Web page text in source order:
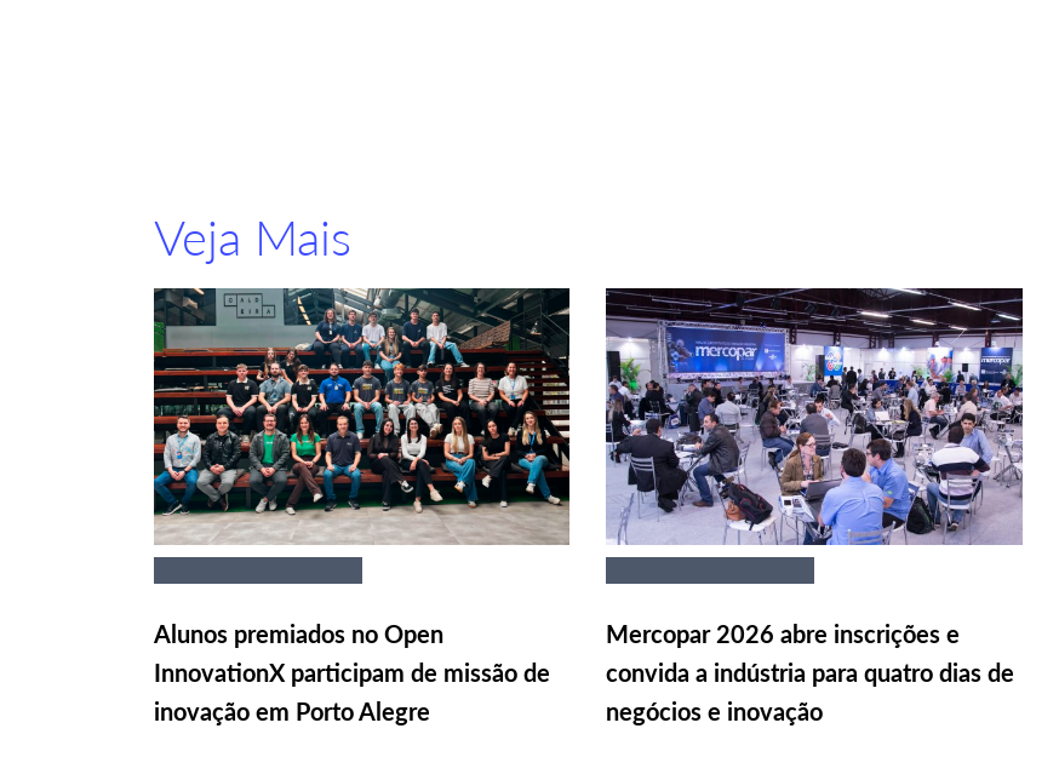
Veja Mais
Alunos premiados no Open
InnovationX participam de missão de
inovação em Porto Alegre
Mercopar 2026 abre inscrições e
convida a indústria para quatro dias de
negócios e inovação